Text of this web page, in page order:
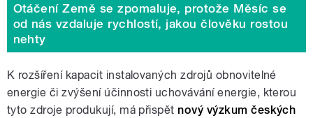
Otáčení Země se zpomaluje, protože Měsíc se
od nás vzdaluje rychlostí, jakou člověku rostou
nehty
K rozšíření kapacit instalovaných zdrojů obnovitelné
energie či zvýšení účinnosti uchovávání energie, kterou
tyto zdroje produkují, má přispět nový výzkum českých